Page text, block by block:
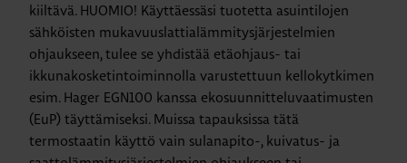
kiiltävä. HUOMIO! Käyttäessäsi tuotetta asuintilojen
sähköisten mukavuuslattialämmitysjärjestelmien
ohjaukseen, tulee se yhdistää etäohjaus- tai
ikkunakosketintoiminnolla varustettuun kellokytkimen
esim. Hager EGN100 kanssa ekosuunnitteluvaatimusten
(EuP) täyttämiseksi. Muissa tapauksissa tätä
termostaatin käyttö vain sulanapito-, kuivatus- ja